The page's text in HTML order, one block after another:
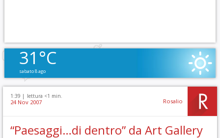
31°C
sabato 8 ago
1:39 | lettura <1 min.
24 Nov 2007 Rosalio
“Paesaggi…di dentro” da Art Gallery